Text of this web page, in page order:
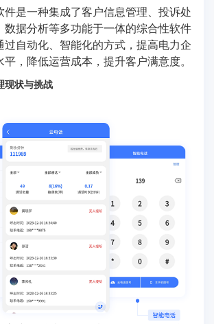
件是一种集成了客户信息管理、投诉处
数据分析等多功能于一体的综合性软件
过自动化、智能化的方式，提高电力企
，降低运营成本，提升客户满意度。
现状与挑战